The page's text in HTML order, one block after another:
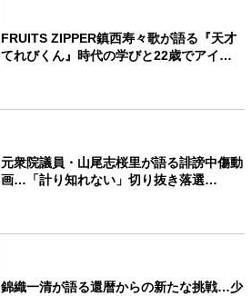
FRUITS ZIPPER鎮西寿々歌が語る『天才
てれびくん』時代の学びと22歳でアイ…
元衆院議員・山尾志桜里が語る誹謗中傷動
画…「計り知れない」切り抜き落選…
錦織一清が語る還暦からの新たな挑戦…少